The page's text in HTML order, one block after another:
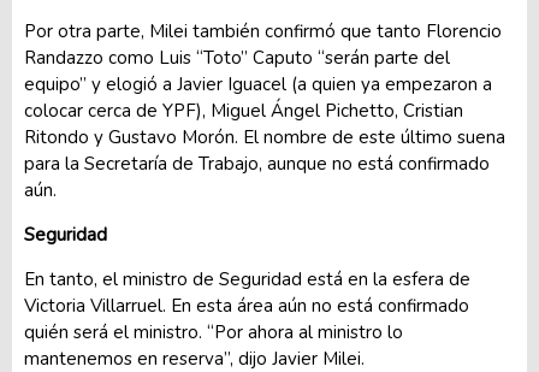
Por otra parte, Milei también confirmó que tanto Florencio
Randazzo como Luis “Toto” Caputo “serán parte del
equipo” y elogió a Javier Iguacel (a quien ya empezaron a
colocar cerca de YPF), Miguel Ángel Pichetto, Cristian
Ritondo y Gustavo Morón. El nombre de este último suena
para la Secretaría de Trabajo, aunque no está confirmado
aún.
Seguridad
En tanto, el ministro de Seguridad está en la esfera de
Victoria Villarruel. En esta área aún no está confirmado
quién será el ministro. “Por ahora al ministro lo
mantenemos en reserva”, dijo Javier Milei.